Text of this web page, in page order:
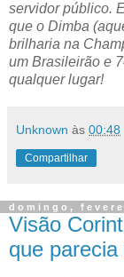
servidor público.
que o Dimba
brilharia na
um Brasileirão e
qualquer lugar!
Unknown às 00:48
Compartilhar
domingo,
Visão
que parecia